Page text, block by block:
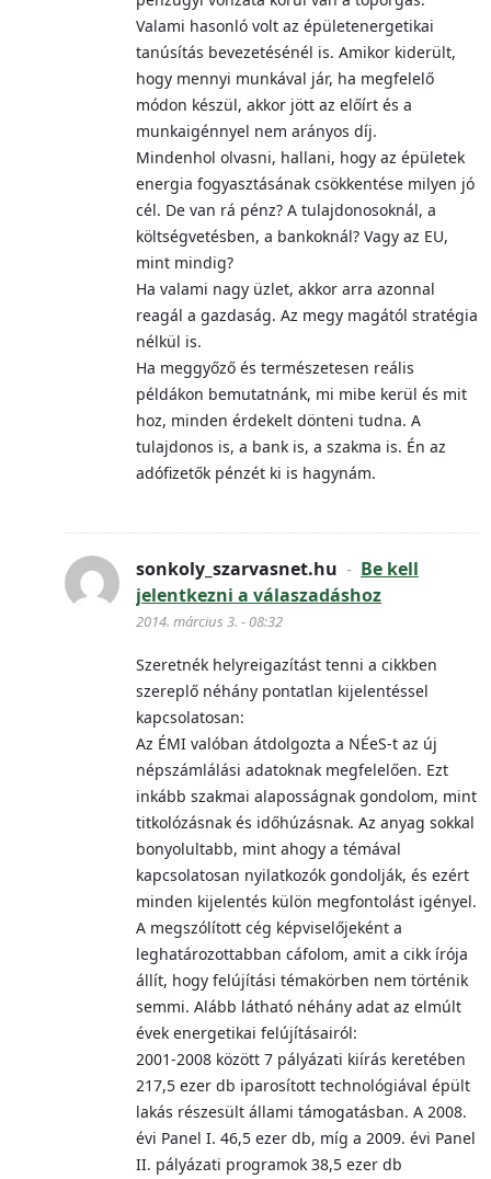
Valami hasonló volt az épületenergetikai
tanúsítás bevezetésénél is. Amikor kiderült,
hogy mennyi munkával jár, ha megfelelő
módon készül, akkor jött az előírt és a
munkaigénnyel nem arányos díj.
Mindenhol olvasni, hallani, hogy az épületek
energia fogyasztásának csökkentése milyen jó
cél. De van rá pénz? A tulajdonosoknál, a
költségvetésben, a bankoknál? Vagy az EU,
mint mindig?
Ha valami nagy üzlet, akkor arra azonnal
reagál a gazdaság. Az megy magától stratégia
nélkül is.
Ha meggyőző és természetesen reális
példákon bemutatnánk, mi mibe kerül és mit
hoz, minden érdekelt dönteni tudna. A
tulajdonos is, a bank is, a szakma is. Én az
adófizetők pénzét ki is hagynám.
sonkoly_szarvasnet.hu - Be kell
jelentkezni a válaszadáshoz
2014. március 3. - 08:32
Szeretnék helyreigazítást tenni a cikkben
szereplő néhány pontatlan kijelentéssel
kapcsolatosan:
Az ÉMI valóban átdolgozta a NÉeS-t az új
népszámlálási adatoknak megfelelően. Ezt
inkább szakmai alaposságnak gondolom, mint
titkolózásnak és időhúzásnak. Az anyag sokkal
bonyolultabb, mint ahogy a témával
kapcsolatosan nyilatkozók gondolják, és ezért
minden kijelentés külön megfontolást igényel.
A megszólított cég képviselőjeként a
leghatározottabban cáfolom, amit a cikk írója
állít, hogy felújítási témakörben nem történik
semmi. Alább látható néhány adat az elmúlt
évek energetikai felújításairól:
2001-2008 között 7 pályázati kiírás keretében
217,5 ezer db iparosított technológiával épült
lakás részesült állami támogatásban. A 2008.
évi Panel I. 46,5 ezer db, míg a 2009. évi Panel
II. pályázati programok 38,5 ezer db